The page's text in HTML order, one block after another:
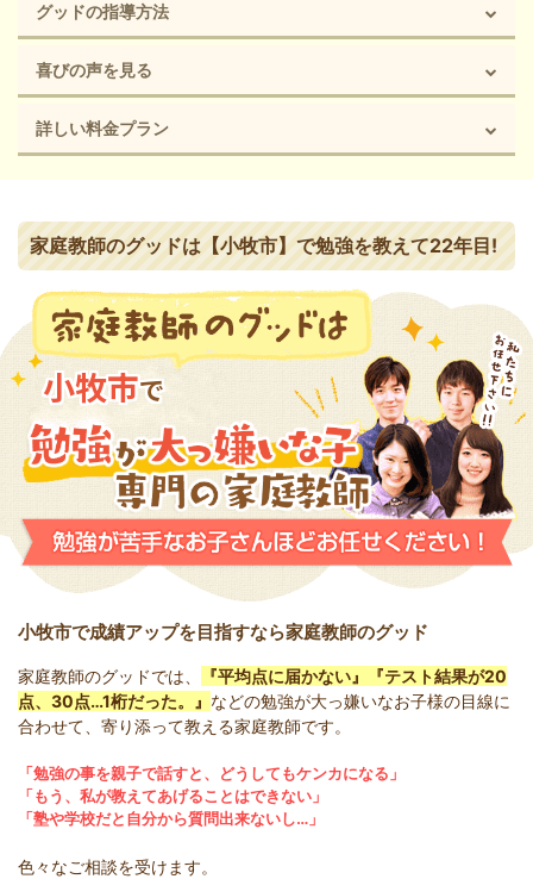
グッドの指導方法
喜びの声を見る
詳しい料金プラン
家庭教師のグッドは【小牧市】で勉強を教えて22年目!
小牧市で
小牧市で成績アップを目指すなら家庭教師のグッド
家庭教師のグッドでは、
『平均点に届かない』『テスト結果が20
点、30点…1桁だった。』 などの勉強が大っ嫌いなお子様の目線に
合わせて、寄り添って教える家庭教師です。
「勉強の事を親子で話すと、どうしてもケンカになる」
「もう、私が教えてあげることはできない」
「塾や学校だと自分から質問出来ないし…」
色々なご相談を受けます。